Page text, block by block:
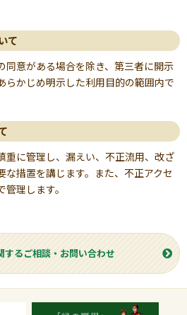
て
同意がある場合を除き、第三者に開示
らかじめ明示した利用目的の範囲内で
重に管理し、漏えい、不正流用、改ざ
な措置を講じます。また、不正アクセ
理します。
するご相談・お問い合わせ